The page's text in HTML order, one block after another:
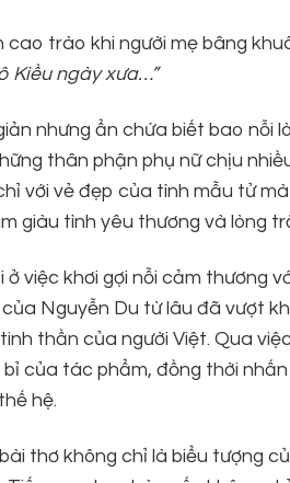
trào khi người mẹ bâng
Kiều ngày xưa…”
nhưng ẩn chứa biết bao nỗi
thân phận phụ nữ chịu
với vẻ đẹp của tình mẫu tử
giàu tình yêu thương và lòng
ở việc khơi gợi nỗi cảm thương
Nguyễn Du từ lâu đã vượt
thần của người Việt. Qua
của tác phẩm, đồng thời
hệ.
thơ không chỉ là biểu tượng